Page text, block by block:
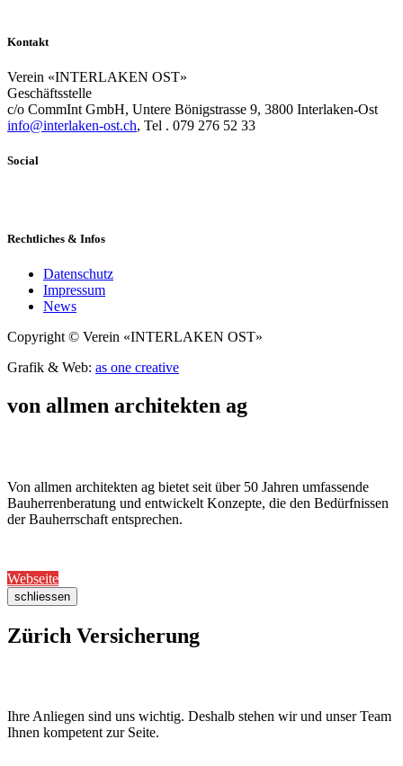
Kontakt
Verein «INTERLAKEN OST»
Geschäftsstelle
c/o CommInt GmbH, Untere Bönigstrasse 9, 3800 Interlaken-Ost
info@interlaken-ost.ch, Tel . 079 276 52 33
Social
Rechtliches & Infos
Datenschutz
Impressum
News
Copyright © Verein «INTERLAKEN OST»
Grafik & Web: as one creative
von allmen architekten ag
Von allmen architekten ag bietet seit über 50 Jahren umfassende
Bauherrenberatung und entwickelt Konzepte, die den Bedürfnissen
der Bauherrschaft entsprechen.
Webseite
schliessen
Zürich Versicherung
Ihre Anliegen sind uns wichtig. Deshalb stehen wir und unser Team
Ihnen kompetent zur Seite.